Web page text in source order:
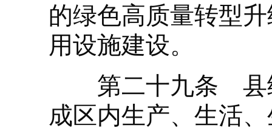
的绿色高质量转型
用设施建设。
第二十九条 县级
成区内生产、生活